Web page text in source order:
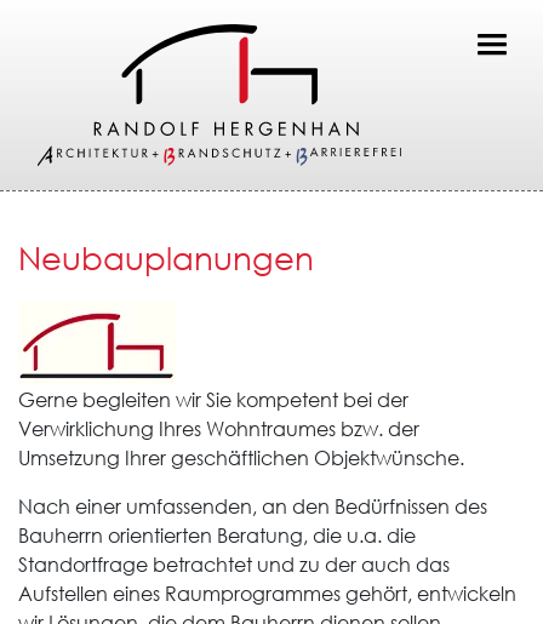
Neubauplanungen
Gerne begleiten wir Sie kompetent bei der
Verwirklichung Ihres Wohntraumes bzw. der
Umsetzung Ihrer geschäftlichen Objektwünsche.
Nach einer umfassenden, an den Bedürfnissen des
Bauherrn orientierten Beratung, die u.a. die
Standortfrage betrachtet und zu der auch das
Aufstellen eines Raumprogrammes gehört, entwickeln